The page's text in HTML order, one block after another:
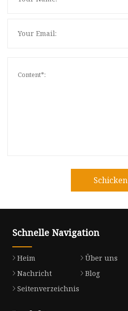
Schicken
Schnelle Navigation
Heim Über uns
Nachricht
Blog
Seitenverzeichnis